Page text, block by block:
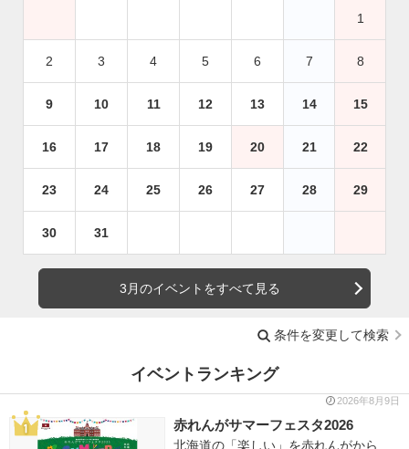
1
2 3 4 5 6 7 8
9 10 11 12 13 14 15
16 17 18 19 20 21 22
23 24 25 26 27 28 29
30 31
3月のイベントをすべて見る
条件を変更して検索
イベントランキング
2026年8月9日
赤れんがサマーフェスタ2026
北海道の「楽しい」を赤れんがから